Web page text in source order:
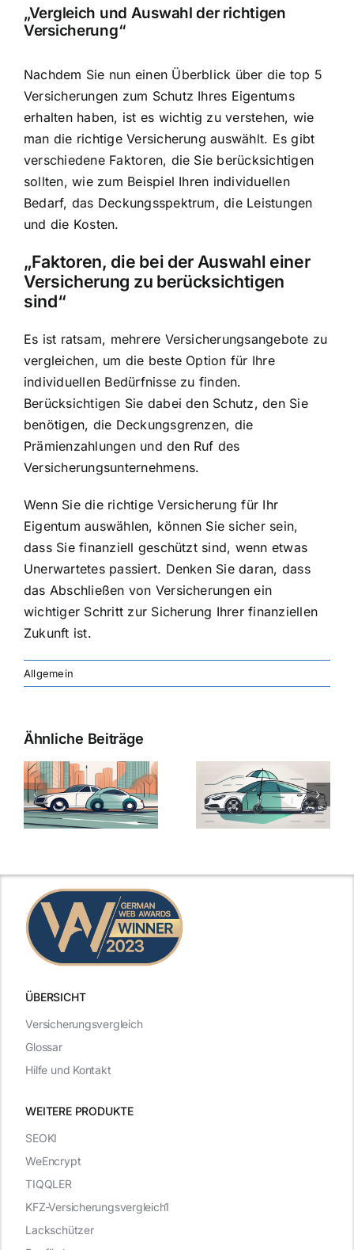
„Vergleich und Auswahl der richtigen
Versicherung“
Nachdem Sie nun einen Überblick über die top 5
Versicherungen zum Schutz Ihres Eigentums
erhalten haben, ist es wichtig zu verstehen, wie
man die richtige Versicherung auswählt. Es gibt
verschiedene Faktoren, die Sie berücksichtigen
sollten, wie zum Beispiel Ihren individuellen
Bedarf, das Deckungsspektrum, die Leistungen
und die Kosten.
„Faktoren, die bei der Auswahl einer
Versicherung zu berücksichtigen
sind“
Es ist ratsam, mehrere Versicherungsangebote zu
vergleichen, um die beste Option für Ihre
individuellen Bedürfnisse zu finden.
Berücksichtigen Sie dabei den Schutz, den Sie
benötigen, die Deckungsgrenzen, die
Prämienzahlungen und den Ruf des
Versicherungsunternehmens.
Wenn Sie die richtige Versicherung für Ihr
Eigentum auswählen, können Sie sicher sein,
dass Sie finanziell geschützt sind, wenn etwas
Unerwartetes passiert. Denken Sie daran, dass
das Abschließen von Versicherungen ein
wichtiger Schritt zur Sicherung Ihrer finanziellen
Zukunft ist.
Allgemein
Ähnliche Beiträge
ÜBERSICHT
WEITERE PRODUKTE
Versicherungsvergleich
Glossar
Hilfe und Kontakt
SEOKI
WeEncrypt
TIQQLER
KFZ-Versicherungsvergleich1
Lackschützer